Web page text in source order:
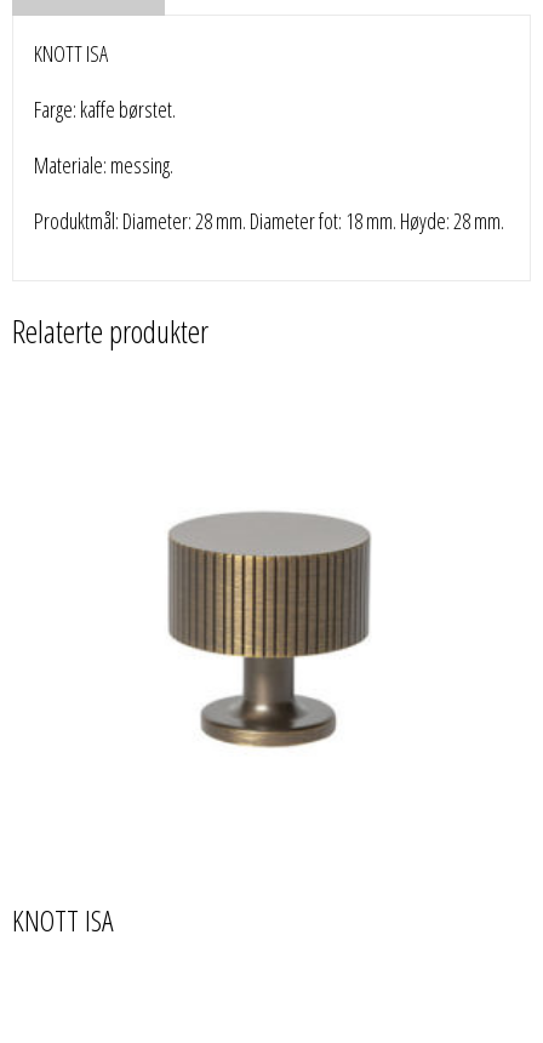
KNOTT ISA
Farge: kaffe børstet.
Materiale: messing.
Produktmål: Diameter: 28 mm. Diameter fot: 18 mm. Høyde: 28 mm.
Relaterte produkter
KNOTT ISA